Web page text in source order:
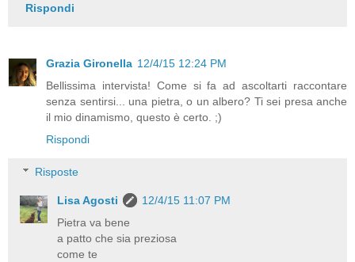
Rispondi
Grazia Gironella 12/4/15 12:24 PM
Bellissima intervista! Come si fa ad ascoltarti raccontare
senza sentirsi... una pietra, o un albero? Ti sei presa anche
il mio dinamismo, questo è certo. ;)
Rispondi
Risposte
Lisa Agosti
12/4/15 11:07 PM
Pietra va bene
a patto che sia preziosa
come te